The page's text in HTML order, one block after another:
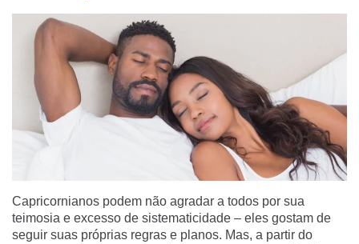
Capricornianos podem não agradar a todos por sua
teimosia e excesso de sistematicidade – eles gostam de
seguir suas próprias regras e planos. Mas, a partir do